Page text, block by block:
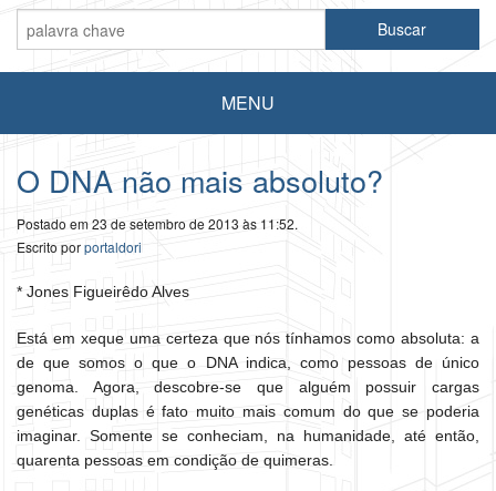
MENU
O DNA não mais absoluto?
Postado em 23 de setembro de 2013 às 11:52.
Escrito porportaldori
* Jones Figueirêdo Alves
Está em xeque uma certeza que nós tínhamos como absoluta: a
de que somos o que o DNA indica, como pessoas de único
genoma. Agora, descobre-se que alguém possuir cargas
genéticas duplas é fato muito mais comum do que se poderia
imaginar. Somente se conheciam, na humanidade, até então,
quarenta pessoas em condição de quimeras.